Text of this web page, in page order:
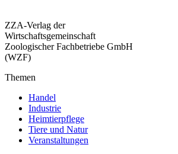
ZZA-Verlag der
Wirtschaftsgemeinschaft
Zoologischer Fachbetriebe GmbH
(WZF)
Themen
Handel
Industrie
Heimtierpflege
Tiere und Natur
Veranstaltungen